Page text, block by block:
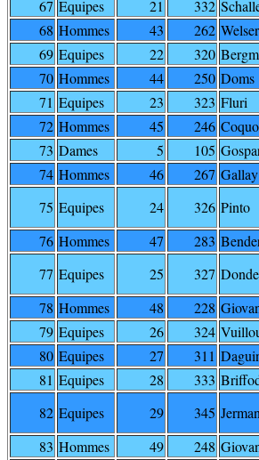
67 Equipes 21 332
68 Hommes 43 262 Welser
69 Equipes 22 320
70 Hommes 44 250 Doms
71 Equipes 23 323 Fluri
72 Hommes 45 246
73 Dames 5 105
74 Hommes 46 267 Gallay
75 Equipes 24 326 Pinto
76 Hommes 47 283
77 Equipes 25 327
78 Hommes 48 228
79 Equipes 26 324
80 Equipes 27 311
81 Equipes 28 333
82 Equipes 29 345
83 Hommes 49 248